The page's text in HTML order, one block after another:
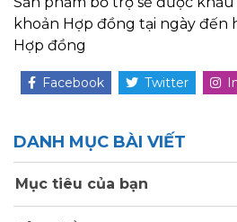
khoản Hợp đồng tại ngày đến
Hợp đồng
Facebook Twitter
DANH MỤC BÀI VIẾT
Mục tiêu của bạn